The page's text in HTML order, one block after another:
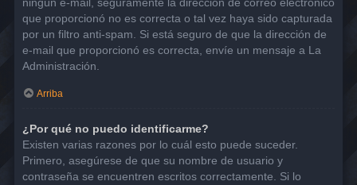
que proporcionó no es correcta o tal vez haya sido capturada
por un filtro anti-spam. Si está seguro de que la dirección de
e-mail que proporcionó es correcta, envíe un mensaje a La
Administración.
Arriba
¿Por qué no puedo identificarme?
Existen varias razones por lo cuál esto puede suceder.
Primero, asegúrese de que su nombre de usuario y
contraseña se encuentren escritos correctamente. Si lo